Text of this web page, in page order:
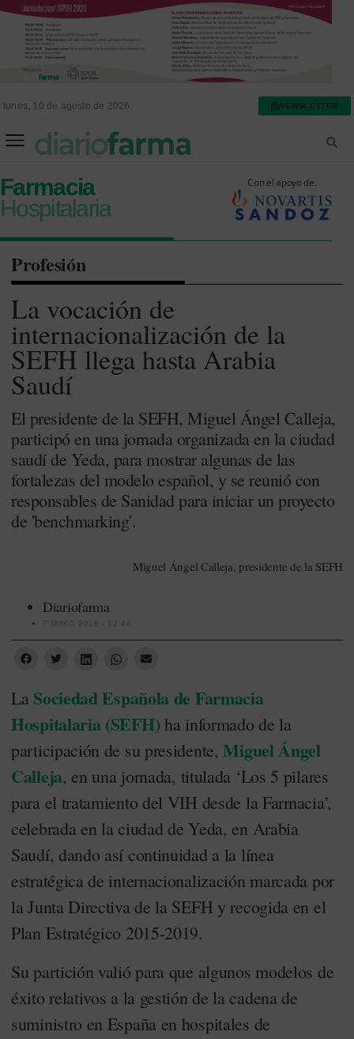
lunes, 10 de agosto de 2026 NEWSLETTER
Farmacia
Hospitalaria
Con el apoyo de:
Profesión
La vocación de
internacionalización de la
SEFH llega hasta Arabia
Saudí
El presidente de la SEFH, Miguel Ángel Calleja,
participó en una jornada organizada en la ciudad
saudí de Yeda, para mostrar algunas de las
fortalezas del modelo español, y se reunió con
responsables de Sanidad para iniciar un proyecto
de 'benchmarking'.
Miguel Ángel Calleja, presidente de la SEFH
Diariofarma
7 MAYO 2018 - 12:44
La Sociedad Española de Farmacia
Hospitalaria (SEFH) ha informado de la
participación de su presidente,Miguel Ángel
Calleja, en una jornada, titulada ‘Los 5 pilares
para el tratamiento del VIH desde la Farmacia’,
celebrada en la ciudad de Yeda, en Arabia
Saudí, dando así continuidad a la línea
estratégica de internacionalización marcada por
la Junta Directiva de la SEFH y recogida en el
Plan Estratégico 2015-2019.
Su partición valió para que algunos modelos de
éxito relativos a la gestión de la cadena de
suministro en España en hospitales de